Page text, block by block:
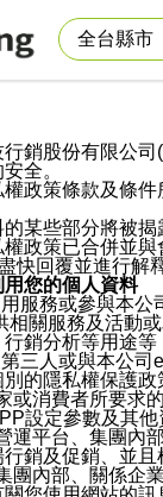
銷股份有限公
全。
政策條款及條
某些部分將被
政策已合併並
快回覆並進行解
您的個人資料
服務或參與本
相關服務及活動
銷分析等用途等
三人或與本公
的隱私權保護
或消費者所要求
設定參數及其
運平台、集團內
銷及促銷、並
團內部、關係企